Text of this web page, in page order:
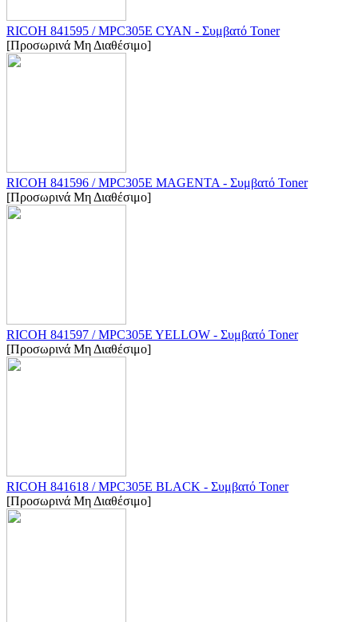
RICOH 841595 / MPC305E CYAN - Συμβατό Toner
[Προσωρινά Μη Διαθέσιμο]
RICOH 841596 / MPC305E MAGENTA - Συμβατό Toner
[Προσωρινά Μη Διαθέσιμο]
RICOH 841597 / MPC305E YELLOW - Συμβατό Toner
[Προσωρινά Μη Διαθέσιμο]
RICOH 841618 / MPC305E BLACK - Συμβατό Toner
[Προσωρινά Μη Διαθέσιμο]